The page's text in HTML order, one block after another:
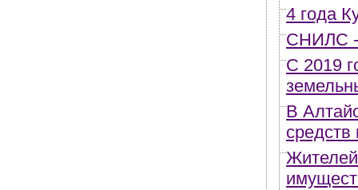
4 года
СНИЛС -
С 2019
В
средств
Жителей